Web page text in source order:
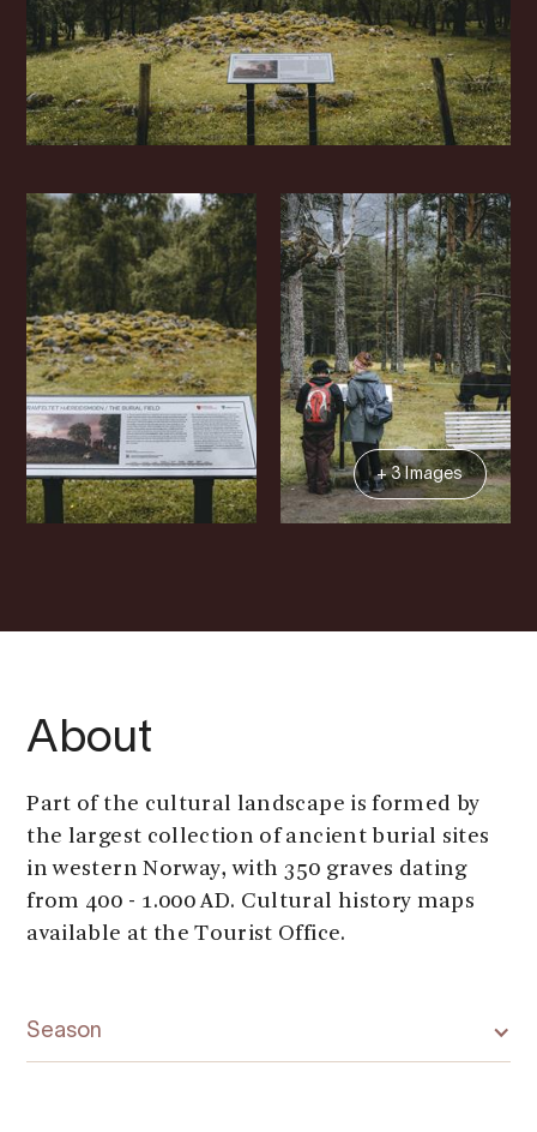
+ 3 Images
About
Part of the cultural landscape is formed by
the largest collection of ancient burial sites
in western Norway, with 350 graves dating
from 400 - 1.000 AD. Cultural history maps
available at the Tourist Office.
Season